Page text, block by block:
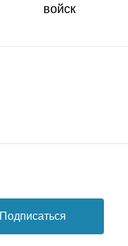
войск
Подписаться